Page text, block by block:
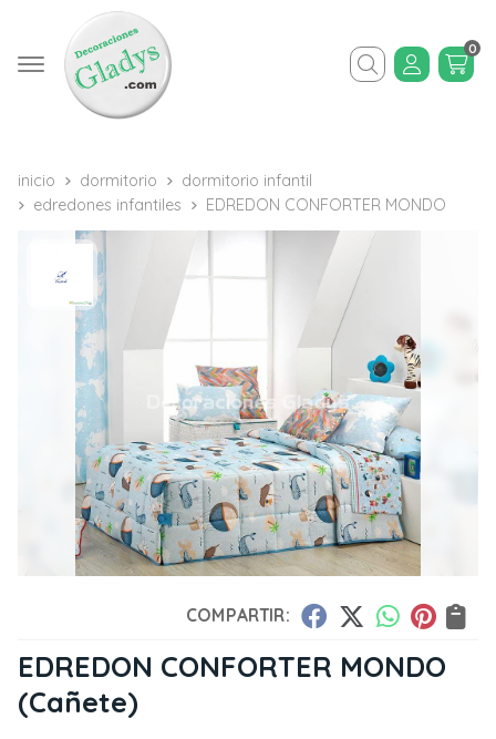
Buscar
0
inicio dormitorio
dormitorio infantil
edredones infantiles
EDREDON CONFORTER MONDO
COMPARTIR:
EDREDON CONFORTER MONDO
(Cañete)